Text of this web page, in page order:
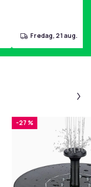
fredag, 21 aug.
-27 %